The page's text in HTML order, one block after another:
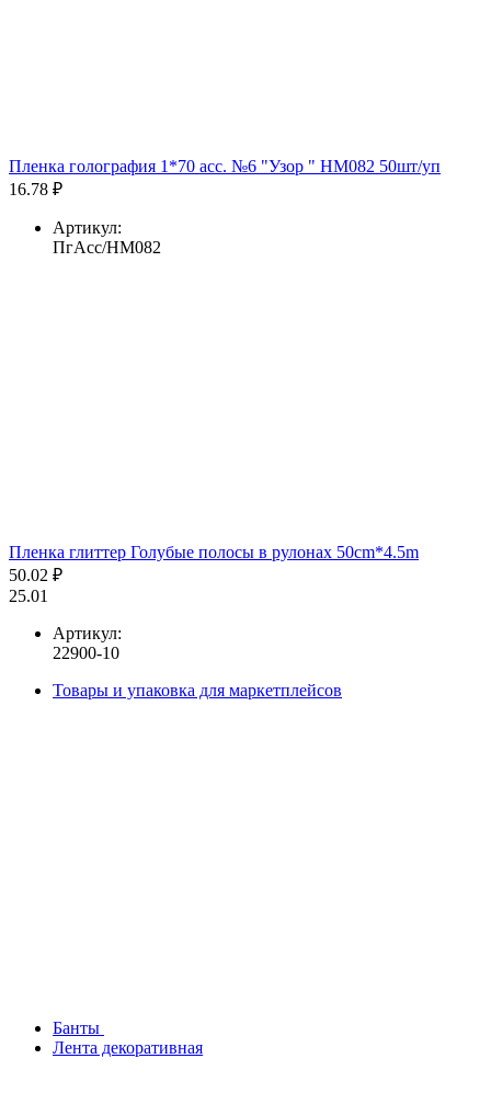
Пленка голография 1*70 асс. №6 "Узор " HM082 50шт/уп
16.78 ₽
Артикул:
ПгАсс/HM082
Пленка глиттер Голубые полосы в рулонах 50cm*4.5m
50.02 ₽
25.01
Артикул:
22900-10
Товары и упаковка для маркетплейсов
Банты
Лента декоративная